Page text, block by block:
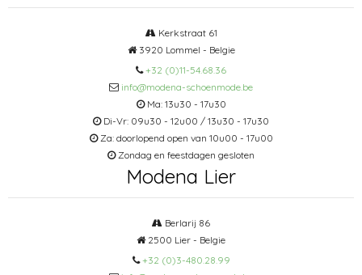
Kerkstraat 61
3920 Lommel - Belgie
+32 (0)11-54.68.36
info@modena-schoenmode.be
Ma: 13u30 - 17u30
Di-Vr: 09u30 - 12u00 / 13u30 - 17u30
Za: doorlopend open van 10u00 - 17u00
Zondag en feestdagen gesloten
Modena Lier
Berlarij 86
2500 Lier - Belgie
+32 (0)3-480.28.99